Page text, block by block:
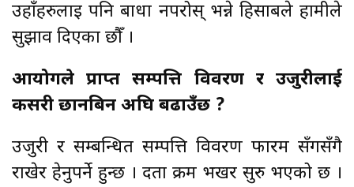
उहाँहरुलाई पनि बाधा नपरोस् भन्ने हिसाबले हामीले
सुझाव दिएका छौँ ।
आयोगले प्राप्त सम्पत्ति विवरण र उजुरीलाई
कसरी छानबिन अघि बढाउँछ ?
उजुरी र सम्बन्धित सम्पत्ति विवरण फारम सँगसँगै
राखेर हेर्नुपर्ने हुन्छ । दर्ता क्रम भर्खर सुरु भएको छ ।